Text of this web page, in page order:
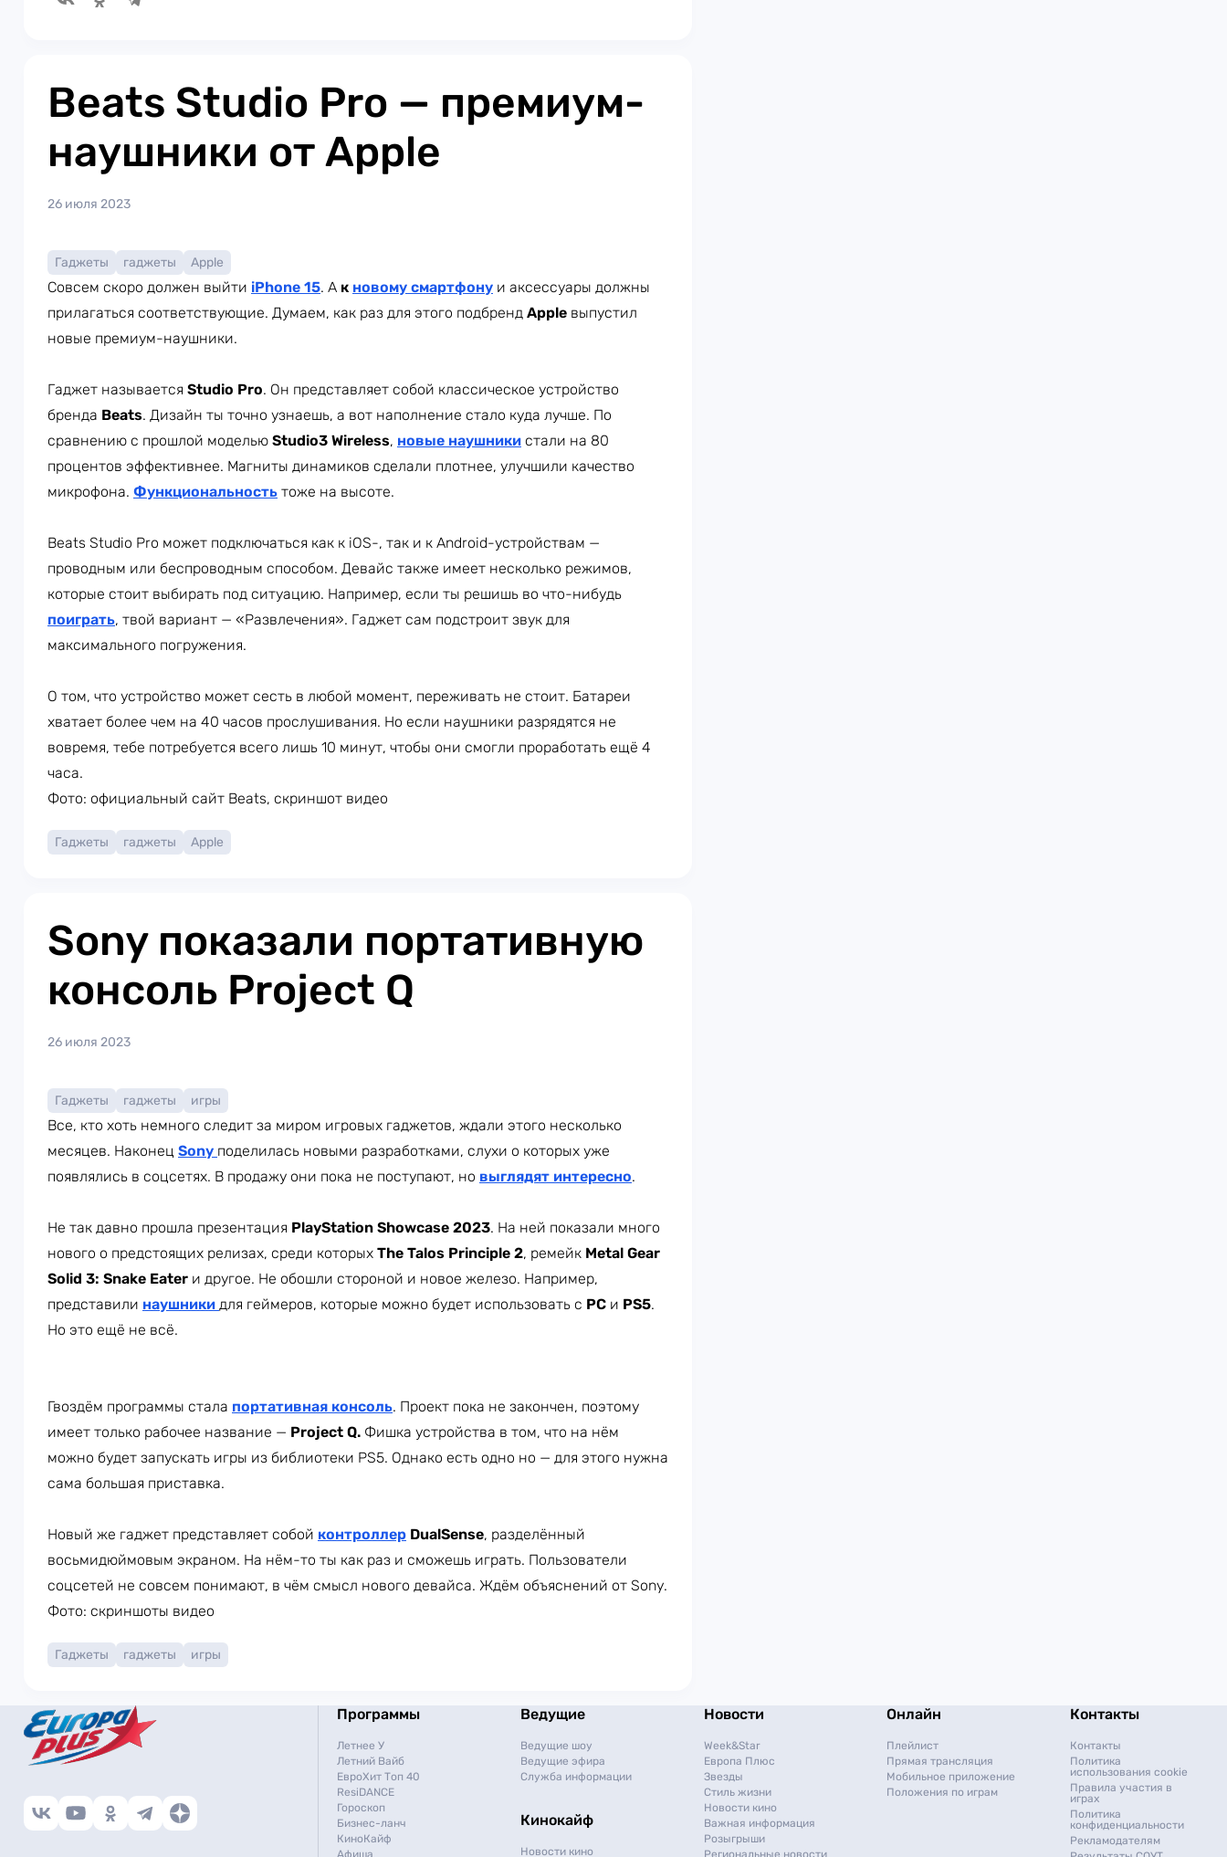
Beats Studio Pro — премиум-
наушники от Apple
26 июля 2023
Гаджеты гаджеты Apple
Совсем скоро должен выйти iPhone 15. А к новому смартфону и аксессуары должны
прилагаться соответствующие. Думаем, как раз для этого подбренд Apple выпустил
новые премиум-наушники.
Гаджет называется Studio Pro. Он представляет собой классическое устройство
бренда Beats. Дизайн ты точно узнаешь, а вот наполнение стало куда лучше. По
сравнению с прошлой моделью Studio3 Wireless, новые наушники стали на 80
процентов эффективнее. Магниты динамиков сделали плотнее, улучшили качество
микрофона. Функциональность тоже на высоте.
Beats Studio Pro может подключаться как к iOS-, так и к Android-устройствам —
проводным или беспроводным способом. Девайс также имеет несколько режимов,
которые стоит выбирать под ситуацию. Например, если ты решишь во что-нибудь
поиграть, твой вариант — «Развлечения». Гаджет сам подстроит звук для
максимального погружения.
О том, что устройство может сесть в любой момент, переживать не стоит. Батареи
хватает более чем на 40 часов прослушивания. Но если наушники разрядятся не
вовремя, тебе потребуется всего лишь 10 минут, чтобы они смогли проработать ещё 4
часа.
Фото: официальный сайт Beats, скриншот видео
Гаджеты гаджеты Apple
Sony показали портативную
консоль Project Q
26 июля 2023
Гаджеты гаджеты игры
Все, кто хоть немного следит за миром игровых гаджетов, ждали этого несколько
месяцев. Наконец Sony поделилась новыми разработками, слухи о которых уже
появлялись в соцсетях. В продажу они пока не поступают, но выглядят интересно.
Не так давно прошла презентация PlayStation Showcase 2023. На ней показали много
нового о предстоящих релизах, среди которых The Talos Principle 2, ремейк Metal Gear
Solid 3: Snake Eater и другое. Не обошли стороной и новое железо. Например,
представили наушники для геймеров, которые можно будет использовать с PC и PS5.
Но это ещё не всё.
Гвоздём программы стала портативная консоль. Проект пока не закончен, поэтому
имеет только рабочее название — Project Q. Фишка устройства в том, что на нём
можно будет запускать игры из библиотеки PS5. Однако есть одно но — для этого нужна
сама большая приставка.
Новый же гаджет представляет собой контроллер DualSense, разделённый
восьмидюймовым экраном. На нём-то ты как раз и сможешь играть. Пользователи
соцсетей не совсем понимают, в чём смысл нового девайса. Ждём объяснений от Sony.
Фото: скриншоты видео
Гаджеты гаджеты игры
Программы
Летнее У
Летний Вайб
ЕвроХит Топ 40
ResiDANCE
Гороскоп
Бизнес-ланч
КиноКайф
Афиша
Ведущие
Ведущие шоу
Ведущие эфира
Служба информации
Кинокайф
Новости кино
Новости
Week&Star
Европа Плюс
Звезды
Стиль жизни
Новости кино
Важная информация
Розыгрыши
Региональные новости
Онлайн
Плейлист
Прямая трансляция
Мобильное приложение
Положения по играм
Контакты
Контакты
Политика
использования cookie
Правила участия в
играх
Политика
конфиденциальности
Рекламодателям